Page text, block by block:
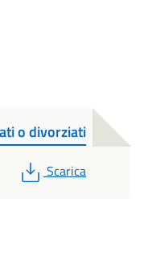
o divorziati
PDF
Scarica